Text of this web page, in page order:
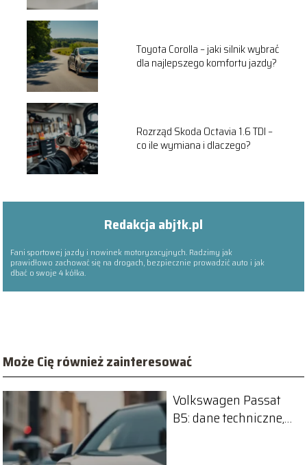
Toyota Corolla – jaki silnik wybrać
dla najlepszego komfortu jazdy?
Rozrząd Skoda Octavia 1.6 TDI –
co ile wymiana i dlaczego?
Redakcja abjtk.pl
Fani sportowej jazdy i nowinek motoryzacyjnych. Radzimy jak
prawidłowo zachować się na drogach, bezpiecznie prowadzić auto i jak
dbać o swoje 4 kółka.
Może Cię również zainteresować
Volkswagen Passat
B5: dane techniczne,